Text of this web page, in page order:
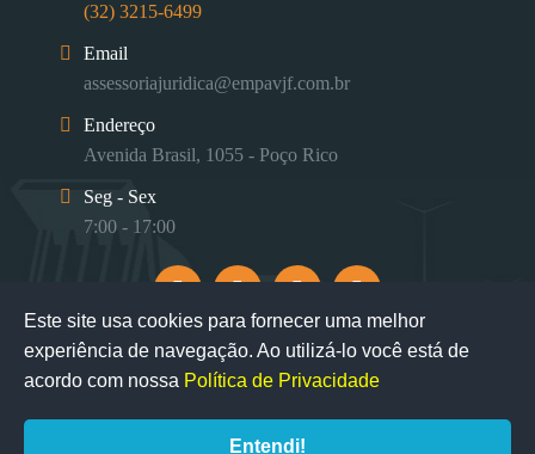
(32) 3215-6499
Email
assessoriajuridica@empavjf.com.br
Endereço
Avenida Brasil, 1055 - Poço Rico
Seg - Sex
7:00 - 17:00
Este site usa cookies para fornecer uma melhor
experiência de navegação. Ao utilizá-lo você está de
acordo com nossa Política de Privacidade
Entendi!